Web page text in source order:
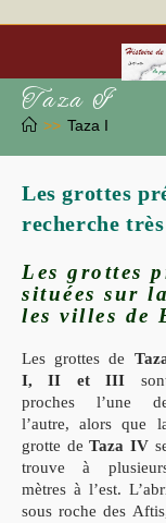
to
Taza I
>> Taza I
Les grottes
recherche
Les grottes
situées sur
les villes de
Les grottes de
I, II et III
proches l’une
l’autre, alors que
grotte deTaza IV
trouve à
mètres à l’est.
sous roche des